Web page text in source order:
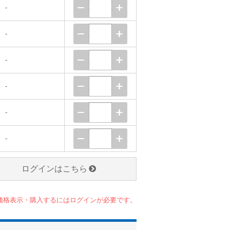
-
-
-
-
-
-
ログインはこちら
格表示・購入するにはログインが必要です。